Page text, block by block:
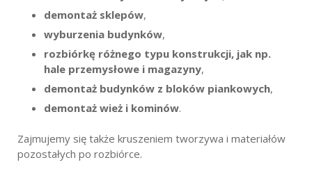
demontaż sklepów,
wyburzenia budynków,
rozbiórkę różnego typu konstrukcji, jak np.
hale przemysłowe i magazyny,
demontaż budynków z bloków piankowych,
demontaż wież i kominów.
Zajmujemy się także kruszeniem tworzywa i materiałów
pozostałych po rozbiórce.